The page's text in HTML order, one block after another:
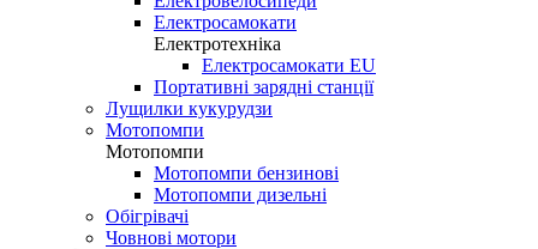
Електросамокати
Електротехніка
Електросамокати EU
Портативні зарядні станції
Лущилки кукурудзи
Мотопомпи
Мотопомпи
Мотопомпи бензинові
Мотопомпи дизельні
Обігрівачі
Човнові мотори